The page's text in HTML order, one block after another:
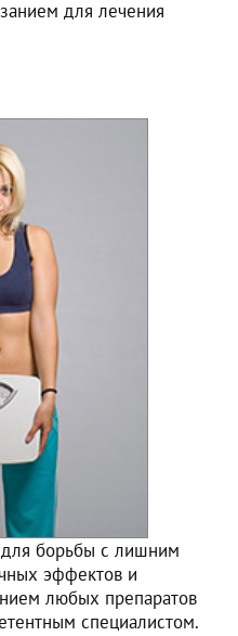
для лечения
для борьбы с лишним
эффектов и
любых препаратов
специалистом.